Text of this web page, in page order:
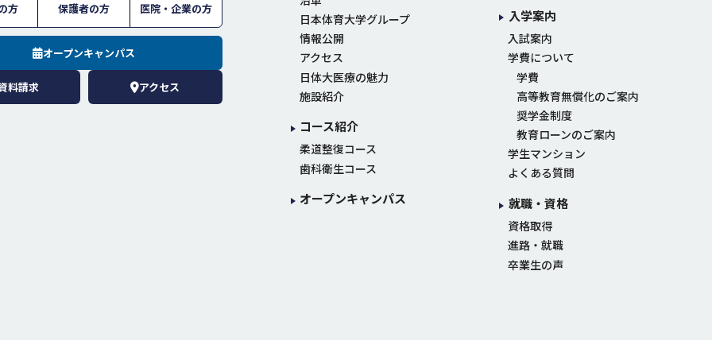
方 保護者の方 医院・企業の方
オープンキャンパス
料請求 アクセス
日本体育大学グループ
情報公開
アクセス
日体大医療の魅力
施設紹介
コース紹介
柔道整復コース
歯科衛生コース
オープンキャンパス
入学案内
入試案内
学費について
学費
高等教育無償化のご案内
奨学金制度
教育ローンのご案内
学生マンション
よくある質問
就職・資格
資格取得
進路・就職
卒業生の声